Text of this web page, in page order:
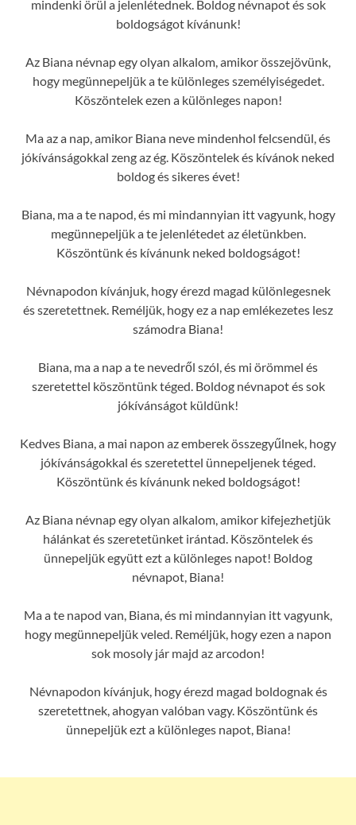
mindenki örül a jelenlétednek. Boldog névnapot és sok
boldogságot kívánunk!
Az Biana névnap egy olyan alkalom, amikor összejövünk,
hogy megünnepeljük a te különleges személyiségedet.
Köszöntelek ezen a különleges napon!
Ma az a nap, amikor Biana neve mindenhol felcsendül, és
jókívánságokkal zeng az ég. Köszöntelek és kívánok neked
boldog és sikeres évet!
Biana, ma a te napod, és mi mindannyian itt vagyunk, hogy
megünnepeljük a te jelenlétedet az életünkben.
Köszöntünk és kívánunk neked boldogságot!
Névnapodon kívánjuk, hogy érezd magad különlegesnek
és szeretettnek. Reméljük, hogy ez a nap emlékezetes lesz
számodra Biana!
Biana, ma a nap a te nevedről szól, és mi örömmel és
szeretettel köszöntünk téged. Boldog névnapot és sok
jókívánságot küldünk!
Kedves Biana, a mai napon az emberek összegyűlnek, hogy
jókívánságokkal és szeretettel ünnepeljenek téged.
Köszöntünk és kívánunk neked boldogságot!
Az Biana névnap egy olyan alkalom, amikor kifejezhetjük
hálánkat és szeretetünket irántad. Köszöntelek és
ünnepeljük együtt ezt a különleges napot! Boldog
névnapot, Biana!
Ma a te napod van, Biana, és mi mindannyian itt vagyunk,
hogy megünnepeljük veled. Reméljük, hogy ezen a napon
sok mosoly jár majd az arcodon!
Névnapodon kívánjuk, hogy érezd magad boldognak és
szeretettnek, ahogyan valóban vagy. Köszöntünk és
ünnepeljük ezt a különleges napot, Biana!